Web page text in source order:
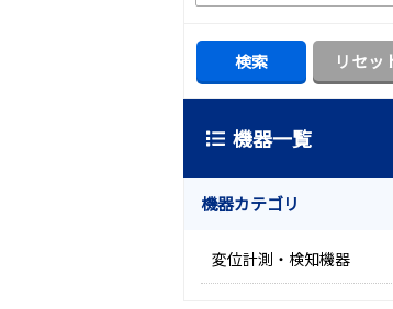
機器一覧
機器カテゴリ
変位計測・検知機器